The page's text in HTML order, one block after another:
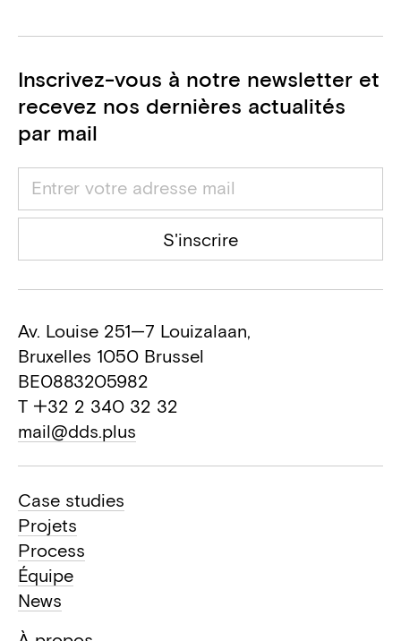
Inscrivez-vous à notre newsletter et
recevez nos dernières actualités
par mail
S'inscrire
Av. Louise 251—7 Louizalaan,
Bruxelles 1050 Brussel
BE0883205982
T +32 2 340 32 32
mail@dds.plus
Case studies
Projets
Process
Équipe
News